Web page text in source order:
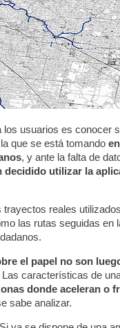
usuarios es conocer
que se está tomando
, y ante la falta de
decidido utilizar la
reales
las rutas seguidas en
el papel no son
Las características de
donde aceleran o
sabe analizar.